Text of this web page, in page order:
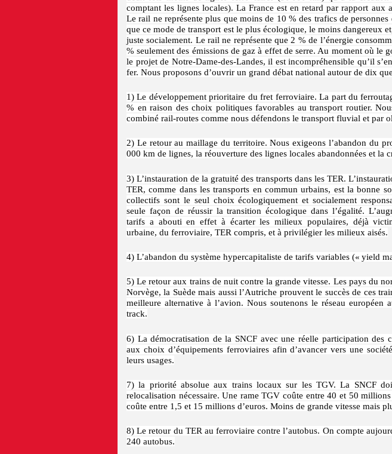
comptant les lignes locales). La France est en retard par rapport aux
Le rail ne représente plus que moins de 10 % des trafics de personnes
que ce mode de transport est le plus écologique, le moins dangereux
juste socialement. Le rail ne représente que 2 % de l’énergie
% seulement des émissions de gaz à effet de serre. Au moment où le
le projet de Notre-Dame-des-Landes, il est incompréhensible qu’il
fer. Nous proposons d’ouvrir un grand débat national autour de dix
1) Le développement prioritaire du fret ferroviaire. La part du
% en raison des choix politiques favorables au transport routier.
combiné rail-routes comme nous défendons le transport fluvial et par
2) Le retour au maillage du territoire. Nous exigeons l’abandon du
000 km de lignes, la réouverture des lignes locales abandonnées et la
3) L’instauration de la gratuité des transports dans les TER.
TER, comme dans les transports en commun urbains, est la bonne
collectifs sont le seul choix écologiquement et socialement
seule façon de réussir la transition écologique dans l’égalité.
tarifs a abouti en effet à écarter les milieux populaires, déjà
urbaine, du ferroviaire, TER compris, et à privilégier les milieux aisés.
4) L’abandon du système hypercapitaliste de tarifs variables (« yield
5) Le retour aux trains de nuit contre la grande vitesse. Les pays du
Norvège, la Suède mais aussi l’Autriche prouvent le succès de ces
meilleure alternative à l’avion. Nous soutenons le réseau
track.
6) La démocratisation de la SNCF avec une réelle participation des
aux choix d’équipements ferroviaires afin d’avancer vers une
leurs usages.
7) la priorité absolue aux trains locaux sur les TGV. La SNCF
relocalisation nécessaire. Une rame TGV coûte entre 40 et 50
coûte entre 1,5 et 15 millions d’euros. Moins de grande vitesse mais
8) Le retour du TER au ferroviaire contre l’autobus. On compte
240 autobus.